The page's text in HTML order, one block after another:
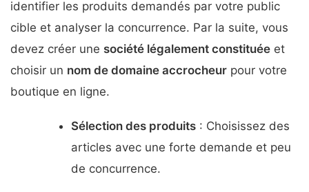
identifier les produits demandés par votre public
cible et analyser la concurrence. Par la suite, vous
devez créer une société légalement constituée et
choisir un nom de domaine accrocheur pour votre
boutique en ligne.
Sélection des produits: Choisissez des
articles avec une forte demande et peu
de concurrence.